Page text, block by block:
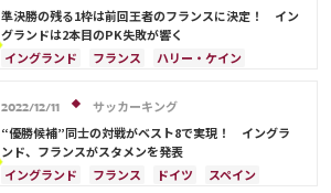
フィル・フォーデン
ジャック・グリーリッシュ
カイル・ウォーカー
準決勝の残る1枠は前回王者のフランスに決定！ イン
グランドは2本目のPK失敗が響く
イングランド
フランス
ハリー・ケイン
ポーランド
セネガル
モロッコ
ジャック・グリーリッシュ
カイル・ウォーカー
テオ・エルナンデス
2022/12/11
サッカーキング
“優勝候補”同士の対戦がベスト8で実現！ イングラ
ンド、フランスがスタメンを発表
イングランド
フランス ドイツ
スペイン